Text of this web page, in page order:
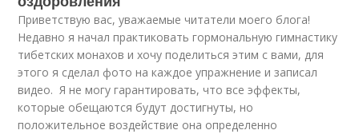
Приветствую вас, уважаемые читатели моего блога!
Недавно я начал практиковать гормональную гимнастику
тибетских монахов и хочу поделиться этим с вами, для
этого я сделал фото на каждое упражнение и записал
видео. Я не могу гарантировать, что все эффекты,
которые обещаются будут достигнуты, но
положительное воздействие она определенно